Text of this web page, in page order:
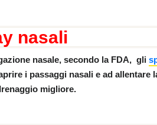
nasali
nasale, secondo la FDA, gli
i passaggi nasali e ad allentare
migliore.